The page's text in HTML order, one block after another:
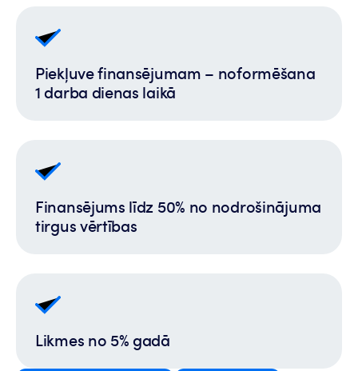
Piekļuve finansējumam – noformēšana
1 darba dienas laikā
Finansējums līdz 50% no nodrošinājuma
tirgus vērtības
Likmes no 5% gadā